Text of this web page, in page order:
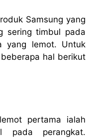
Samsung yang
sering timbul pada
yang lemot. Untuk
hal berikut
pertama ialah
pada perangkat.